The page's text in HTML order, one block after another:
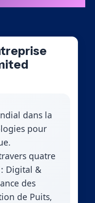
dans la
pour
quatre
Digital &
des
de Puits,